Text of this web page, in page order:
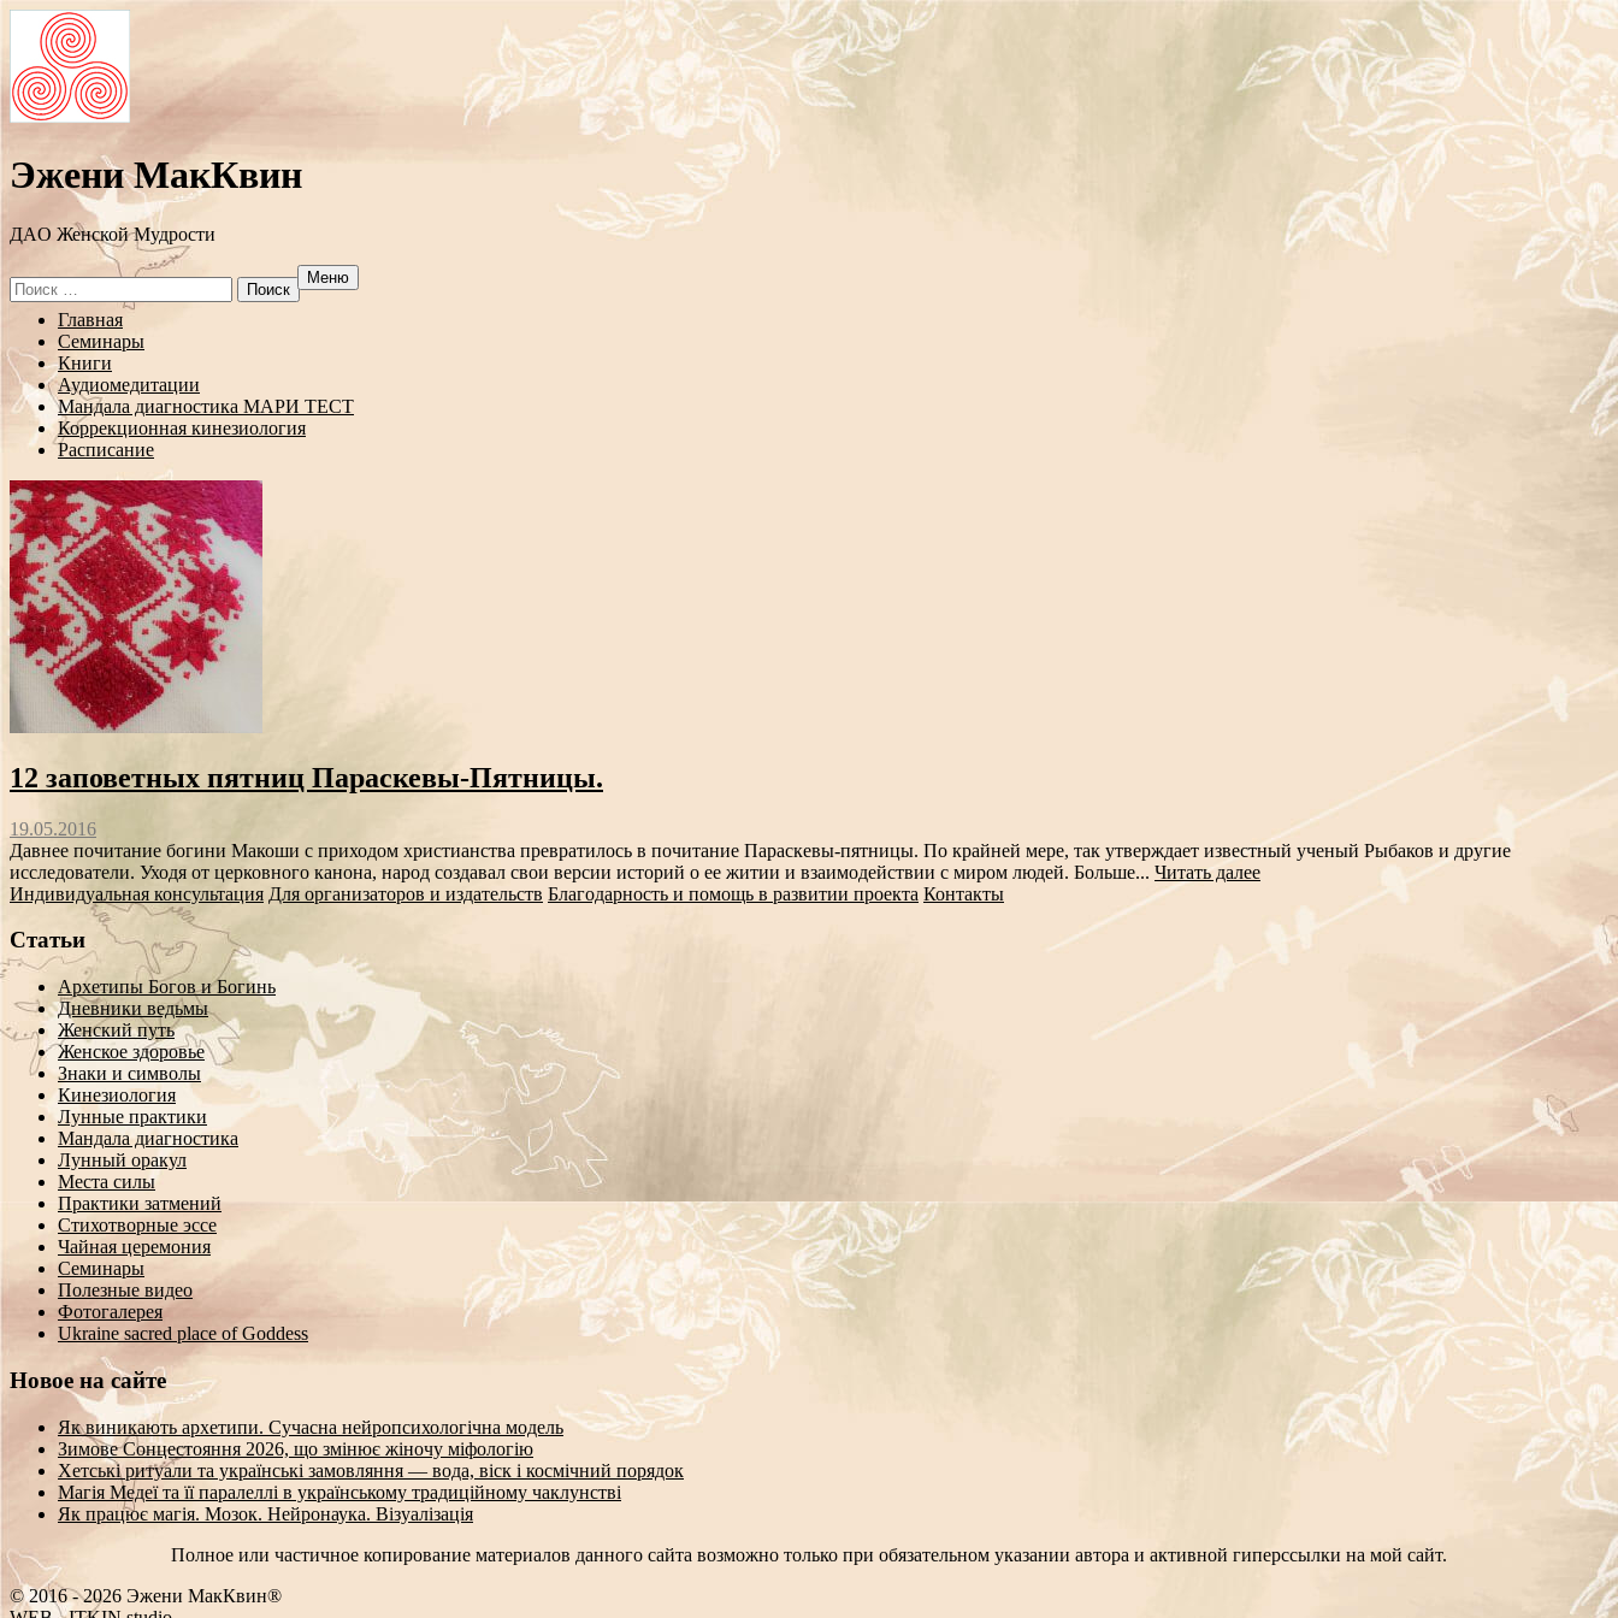
Эжени МакКвин
ДAO Женской Мудрости
Search
for:
Меню
Перейти
содержанию
Главная
Семинары
Книги
Аудиомедитации
Мандала диагностика МАРИ ТЕСТ
Коррекционная кинезиология
Расписание
12 заповетных пятниц Параскевы-Пятницы.
19.05.2016
Давнее почитание богини Макоши с приходом христианства превратилось в почитание Параскевы-пятницы. По крайней мере, так утверждает известный ученый Рыбаков и другие
исследователи. Уходя от церковного канона, народ создавал свои версии историй о ее житии и взаимодействии с миром людей. Больше... Читать далее
Индивидуальная консультация Для организаторов и издательств Благодарность и помощь в развитии проекта Контакты
Статьи
Архетипы Богов и Богинь
Дневники ведьмы
Женский путь
Женское здоровье
Знаки и символы
Кинезиология
Лунные практики
Мандала диагностика
Лунный оракул
Места силы
Практики затмений
Стихотворные эссе
Чайная церемония
Семинары
Полезные видео
Фотогалерея
Ukraine sacred place of Goddess
Новое на сайте
Як виникають архетипи. Сучасна нейропсихологічна модель
Зимове Сонцестояння 2026, що змінює жіночу міфологію
Хетські ритуали та українські замовляння — вода, віск і космічний порядок
Магія Медеї та її паралеллі в українському традиційному чаклунстві
Як працює магія. Мозок. Нейронаука. Візуалізація
Полное или частичное копирование материалов данного сайта возможно только при обязательном указании автора и активной гиперссылки на мой сайт.
© 2016 - 2026 Эжени МакКвин®